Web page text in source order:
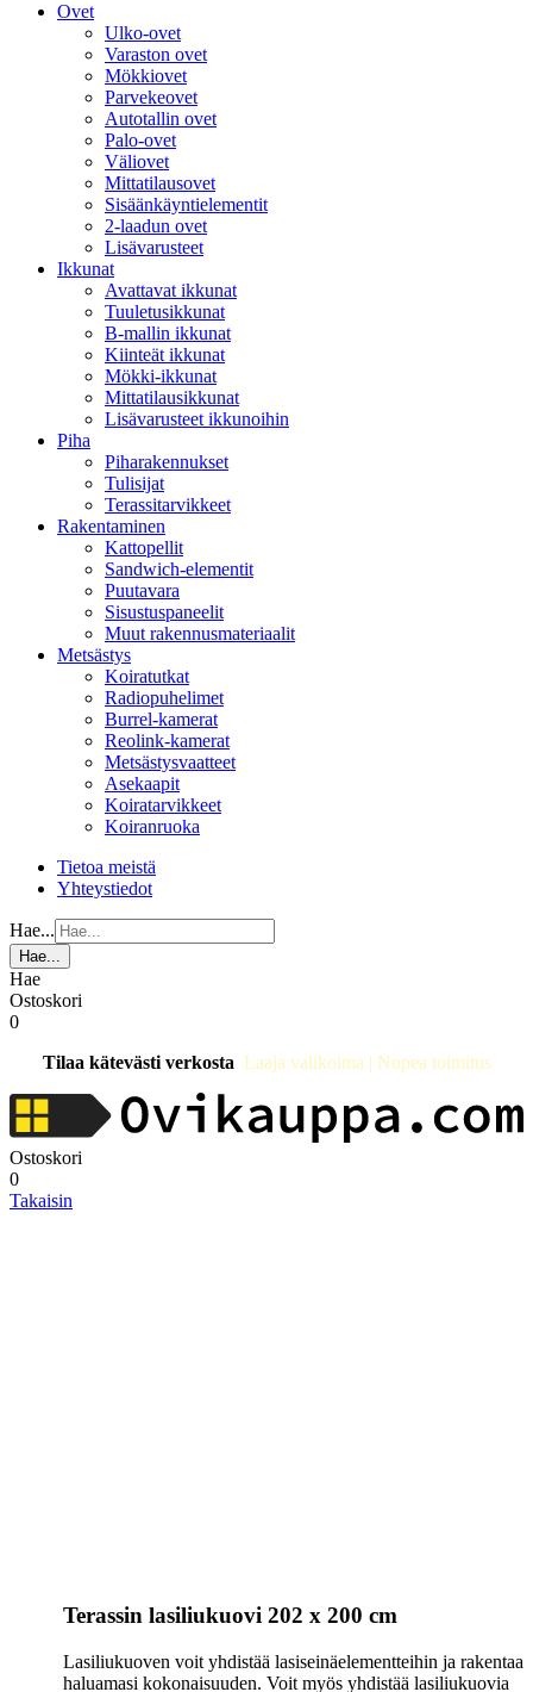
Ovet
Ulko-ovet
Varaston ovet
Mökkiovet
Parvekeovet
Autotallin ovet
Palo-ovet
Väliovet
Mittatilausovet
Sisäänkäyntielementit
2-laadun ovet
Lisävarusteet
Ikkunat
Avattavat ikkunat
Tuuletusikkunat
B-mallin ikkunat
Kiinteät ikkunat
Mökki-ikkunat
Mittatilausikkunat
Lisävarusteet ikkunoihin
Piha
Piharakennukset
Tulisijat
Terassitarvikkeet
Rakentaminen
Kattopellit
Sandwich-elementit
Puutavara
Sisustuspaneelit
Muut rakennusmateriaalit
Metsästys
Koiratutkat
Radiopuhelimet
Burrel-kamerat
Reolink-kamerat
Metsästysvaatteet
Asekaapit
Koiratarvikkeet
Koiranruoka
Tietoa meistä
Yhteystiedot
Hae...
Hae...
Hae
Ostoskori
0
Tilaa kätevästi verkosta Laaja valikoima | Nopea toimitus
Ostoskori
0
Takaisin
Terassin lasiliukuovi 202 x 200 cm
Lasiliukuoven voit yhdistää lasiseinäelementteihin ja rakentaa
haluamasi kokonaisuuden. Voit myös yhdistää lasiliukuovia